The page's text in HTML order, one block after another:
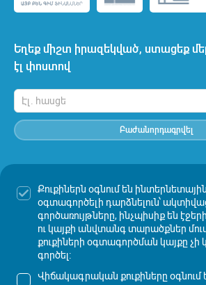
Քուքիներն օգնում են
օգտագործելի դարձնելուն՝
գործառույթները, ինչպիսիք են
ու կայքի անվտանգ տարածքներ
քուքիների օգտագործման կայքը
գործել։
Վիճակագրական քուքիները օգնում
Եղեք միշտ իրազեկված, ստացեք մեր
էլ փոստով
Բաժանորդագրվել
Սույն կայքում հրապարակված
անգլերեն տարբերակների միջև
դեպքում, հիմք է ընդունվում հայերեն
Ամունդի-Ակբան պատասխանատվություն չի
հրապարակված տեղեկատվության
արժանահավատության, այնտեղ
համար, ինչպես նաև այդ տեղեկատվության